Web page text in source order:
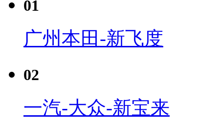
01
广州本田-新飞度
02
一汽-大众-新宝来